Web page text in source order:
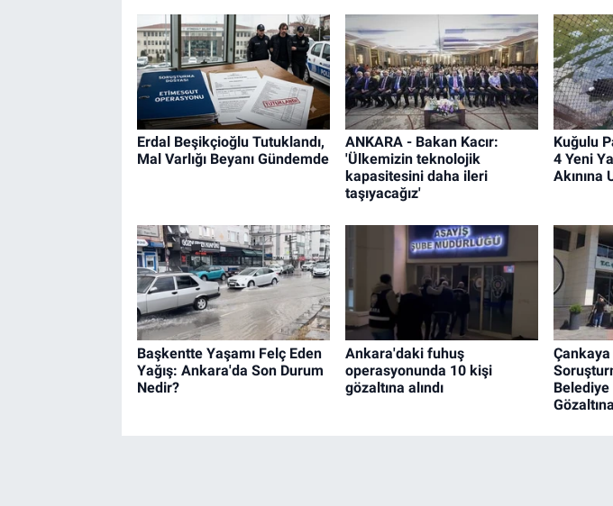
Erdal Beşikçioğlu Tutuklandı,
Mal Varlığı Beyanı Gündemde
ANKARA - Bakan Kacır:
'Ülkemizin teknolojik
kapasitesini daha ileri
taşıyacağız'
Kuğulu
4 Yeni
Akınına
Başkentte Yaşamı Felç Eden
Yağış: Ankara'da Son Durum
Nedir?
Ankara'daki fuhuş
operasyonunda 10 kişi
gözaltına alındı
Belediye